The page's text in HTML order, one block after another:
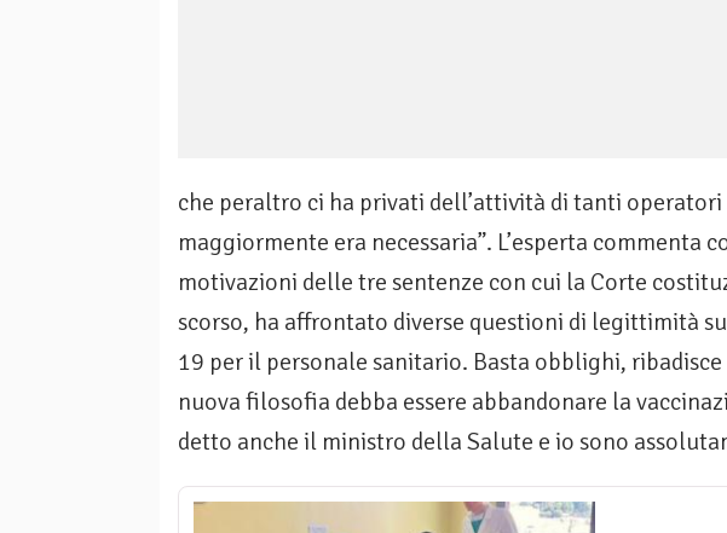
che peraltro ci ha privati dell’attività di tanti
maggiormente era necessaria”. L’esperta commenta
motivazioni delle tre sentenze con cui la Corte
scorso, ha affrontato diverse questioni di legittimità
19 per il personale sanitario. Basta obblighi, ribadisce
nuova filosofia debba essere abbandonare la
detto anche il ministro della Salute e io sono